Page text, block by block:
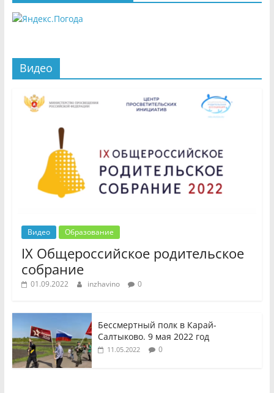
Видео
Видео Образование
IX Общероссийское родительское
собрание
01.09.2022 inzhavino 0
Бессмертный полк в Карай-
Салтыково. 9 мая 2022 год
11.05.2022 0